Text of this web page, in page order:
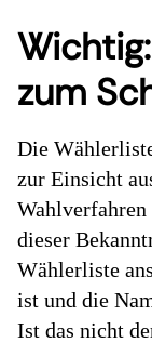
zum
Die
zur Einsicht
dieser
Wählerliste
ist und die
Ist das nicht